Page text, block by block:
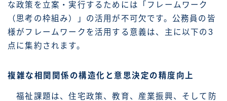
な政策を立案・実行するためには「フレームワーク
（思考の枠組み）」の活用が不可欠です。公務員の皆
様がフレームワークを活用する意義は、主に以下の3
点に集約されます。
複雑な相関関係の構造化と意思決定の精度向上
福祉課題は、住宅政策、教育、産業振興、そして防